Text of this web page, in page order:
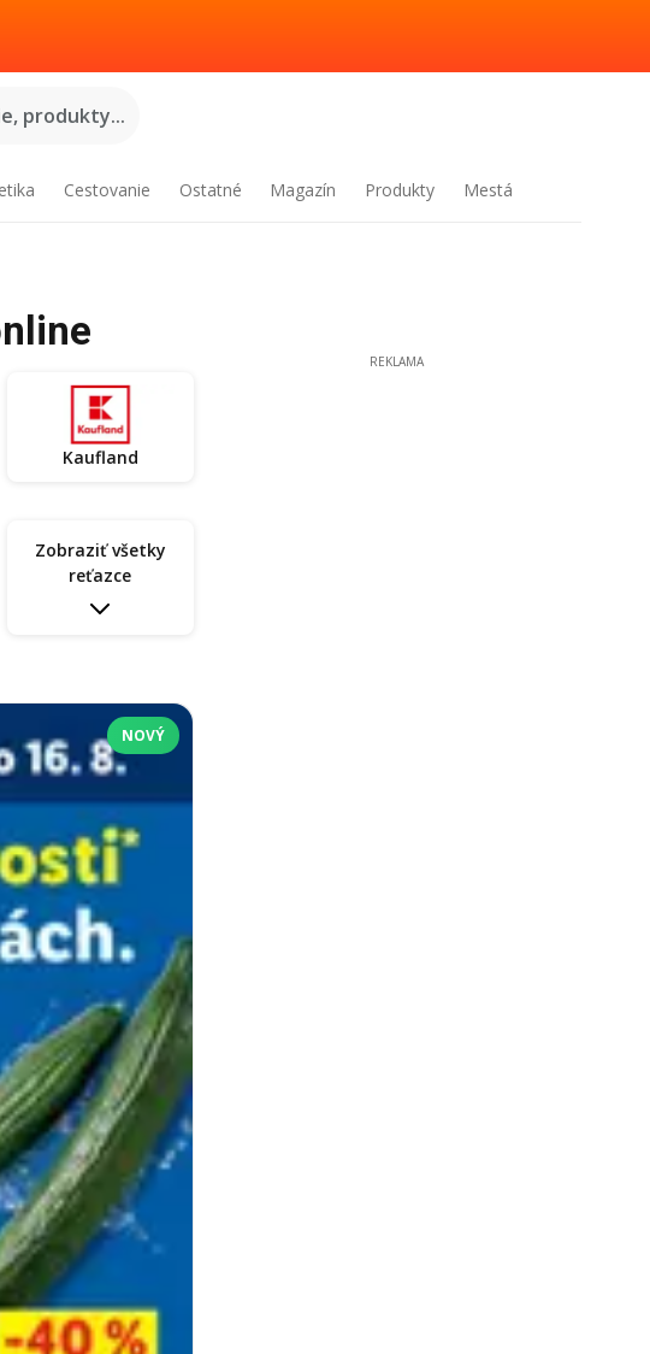
produkty...
Cestovanie Ostatné Magazín Produkty Mestá
Kaufland
Zobraziť všetky
reťazce
NOVÝ
REKLAMA